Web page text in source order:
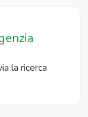
la ricerca